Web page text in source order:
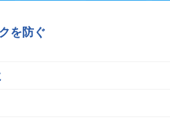
を防ぐ